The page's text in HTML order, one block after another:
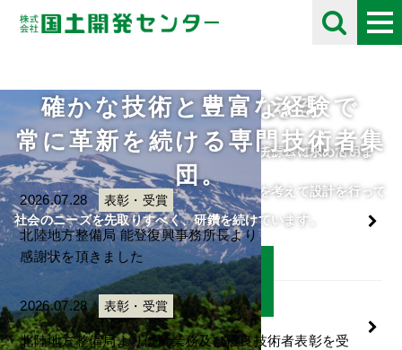
未来の自然を考える
住民や将来の子供たちのために、限られた資源を有効に活用し
て、
人・自然・環境・街との調和と未来の自然を考えて設計を行って
います。
詳細はこちら
採用情報
自分の好きな事にとことん打ち込める人をチームに求めていま
す。
ご応募をお待ちしております。
詳細はこちら
確かな技術と豊富な経験で
常に革新を続ける専門技術者集
団。
社会のニーズを先取りすべく、研鑽を続けています。
お知らせ
Information
2026.07.28 表彰・受賞
北陸地方整備局 能登復興事務所長より
感謝状を頂きました
2026.07.28 表彰・受賞
北陸地方整備局より優良業務及び優良技術者表彰を受